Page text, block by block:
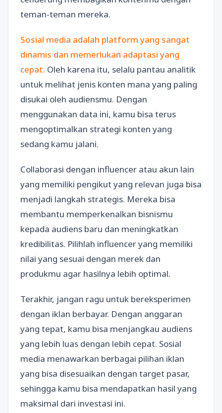
teman-teman mereka.
Sosial media adalah platform yang sangat
dinamis dan memerlukan adaptasi yang
cepat. Oleh karena itu, selalu pantau analitik
untuk melihat jenis konten mana yang paling
disukai oleh audiensmu. Dengan
menggunakan data ini, kamu bisa terus
mengoptimalkan strategi konten yang
sedang kamu jalani.
Collaborasi dengan influencer atau akun lain
yang memiliki pengikut yang relevan juga bisa
menjadi langkah strategis. Mereka bisa
membantu memperkenalkan bisnismu
kepada audiens baru dan meningkatkan
kredibilitas. Pilihlah influencer yang memiliki
nilai yang sesuai dengan merek dan
produkmu agar hasilnya lebih optimal.
Terakhir, jangan ragu untuk bereksperimen
dengan iklan berbayar. Dengan anggaran
yang tepat, kamu bisa menjangkau audiens
yang lebih luas dengan lebih cepat. Sosial
media menawarkan berbagai pilihan iklan
yang bisa disesuaikan dengan target pasar,
sehingga kamu bisa mendapatkan hasil yang
maksimal dari investasi ini.